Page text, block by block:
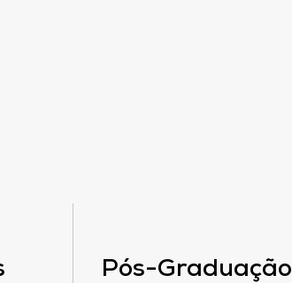
Pós-Graduação